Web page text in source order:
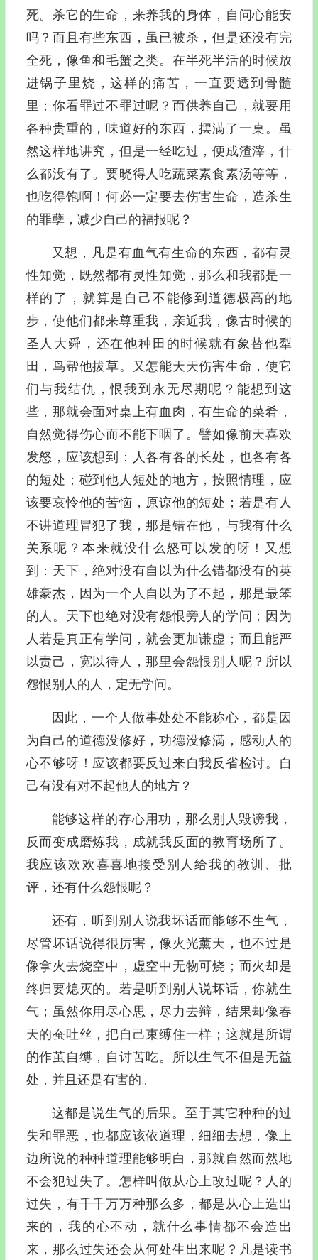
死。杀它的生命，来养我的身体，自问心能安
吗？而且有些东西，虽已被杀，但是还没有完
全死，像鱼和毛蟹之类。在半死半活的时候放
进锅子里烧，这样的痛苦，一直要透到骨髓
里；你看罪过不罪过呢？而供养自己，就要用
各种贵重的，味道好的东西，摆满了一桌。虽
然这样地讲究，但是一经吃过，便成渣滓，什
么都没有了。要晓得人吃蔬菜素食素汤等等，
也吃得饱啊！何必一定要去伤害生命，造杀生
的罪孽，减少自己的福报呢？
又想，凡是有血气有生命的东西，都有灵
性知觉，既然都有灵性知觉，那么和我都是一
样的了，就算是自己不能修到道德极高的地
步，使他们都来尊重我，亲近我，像古时候的
圣人大舜，还在他种田的时候就有象替他犁
田，鸟帮他拔草。又怎能天天伤害生命，使它
们与我结仇，恨我到永无尽期呢？能想到这
些，那就会面对桌上有血肉，有生命的菜肴，
自然觉得伤心而不能下咽了。譬如像前天喜欢
发怒，应该想到：人各有各的长处，也各有各
的短处；碰到他人短处的地方，按照情理，应
该要哀怜他的苦恼，原谅他的短处；若是有人
不讲道理冒犯了我，那是错在他，与我有什么
关系呢？本来就没什么怒可以发的呀！又想
到：天下，绝对没有自以为什么错都没有的英
雄豪杰，因为一个人自以为了不起，那是最笨
的人。天下也绝对没有怨恨旁人的学问；因为
人若是真正有学问，就会更加谦虚；而且能严
以责己，宽以待人，那里会怨恨别人呢？所以
怨恨别人的人，定无学问。
因此，一个人做事处处不能称心，都是因
为自己的道德没修好，功德没修满，感动人的
心不够呀！应该都要反过来自我反省检讨。自
己有没有对不起他人的地方？
能够这样的存心用功，那么别人毁谤我，
反而变成磨炼我，成就我反面的教育场所了。
我应该欢欢喜喜地接受别人给我的教训、批
评，还有什么怨恨呢？
还有，听到别人说我坏话而能够不生气，
尽管坏话说得很厉害，像火光薰天，也不过是
像拿火去烧空中，虚空中无物可烧；而火却是
终归要熄灭的。若是听到别人说坏话，你就生
气；虽然你用尽心思，尽力去辩，结果却像春
天的蚕吐丝，把自己束缚住一样；这就是所谓
的作茧自缚，自讨苦吃。所以生气不但是无益
处，并且还是有害的。
这都是说生气的后果。至于其它种种的过
失和罪恶，也都应该依道理，细细去想，像上
边所说的种种道理能够明白，那就自然而然地
不会犯过失了。怎样叫做从心上改过呢？人的
过失，有千千万万种那么多，都是从心上造出
来的，我的心不动，就什么事情都不会造出
来，那么过失还会从何处生出来呢？凡是读书